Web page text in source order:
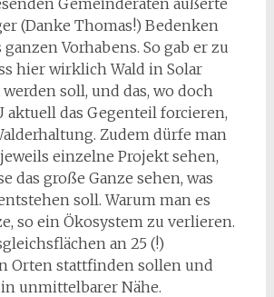
(Danke Thomas!) Bedenken
Vorhabens. So gab er zu
hier wirklich Wald in Solar
soll, und das, wo doch
aktuell das Gegenteil forcieren,
Zudem dürfe man
einzelne Projekt sehen,
das große Ganze sehen, was
soll. Warum man es
so ein Ökosystem zu verlieren.
an 25 (!)
Orten stattfinden sollen und
unmittelbarer Nähe.